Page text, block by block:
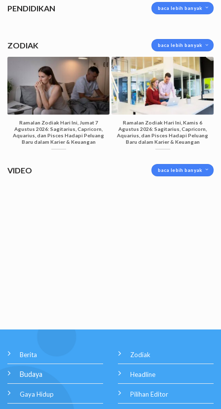
PENDIDIKAN baca lebih banyak
ZODIAK baca lebih banyak
Ramalan Zodiak Hari Ini, Jumat 7
Agustus 2026: Sagitarius, Capricorn,
Aquarius, dan Pisces Hadapi Peluang
Baru dalam Karier & Keuangan
Ramalan Zodiak Hari Ini, Kamis 6
Agustus 2026: Sagitarius, Capricorn,
Aquarius, dan Pisces Hadapi Peluang
Baru dalam Karier & Keuangan
VIDEO baca lebih banyak
Berita
Budaya
Gaya Hidup
Zodiak
Headline
Pilihan Editor